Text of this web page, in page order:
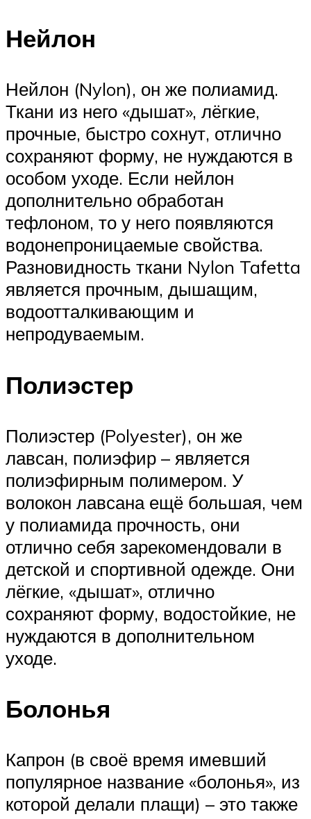
Нейлон
Нейлон (Nylon), он же полиамид.
Ткани из него «дышат», лёгкие,
прочные, быстро сохнут, отлично
сохраняют форму, не нуждаются в
особом уходе. Если нейлон
дополнительно обработан
тефлоном, то у него появляются
водонепроницаемые свойства.
Разновидность ткани Nylon Tafetta
является прочным, дышащим,
водоотталкивающим и
непродуваемым.
Полиэстер
Полиэстер (Polyester), он же
лавсан, полиэфир – является
полиэфирным полимером. У
волокон лавсана ещё большая, чем
у полиамида прочность, они
отлично себя зарекомендовали в
детской и спортивной одежде. Они
лёгкие, «дышат», отлично
сохраняют форму, водостойкие, не
нуждаются в дополнительном
уходе.
Болонья
Капрон (в своё время имевший
популярное название «болонья», из
которой делали плащи) – это также